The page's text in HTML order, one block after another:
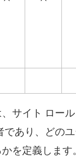
サイト ロー
であり、どの
を定義しま